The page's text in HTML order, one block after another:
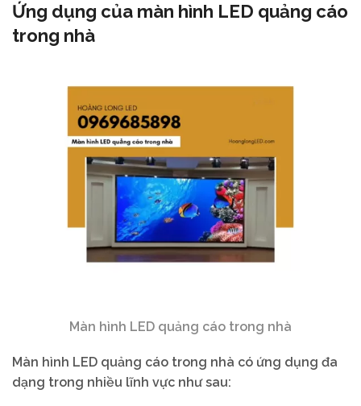
Ứng dụng của màn hình LED quảng cáo
trong nhà
Màn hình LED quảng cáo trong nhà
Màn hình LED quảng cáo trong nhà có ứng dụng đa
dạng trong nhiều lĩnh vực như sau: